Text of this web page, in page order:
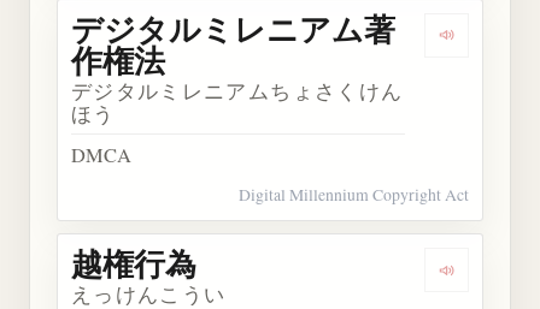
デジタルミレニアム著
作権法
デジタルミレニアムちょさくけん
ほう
DMCA
Digital Millennium Copyright Act
Dengarkan
越権行為
えっけんこうい